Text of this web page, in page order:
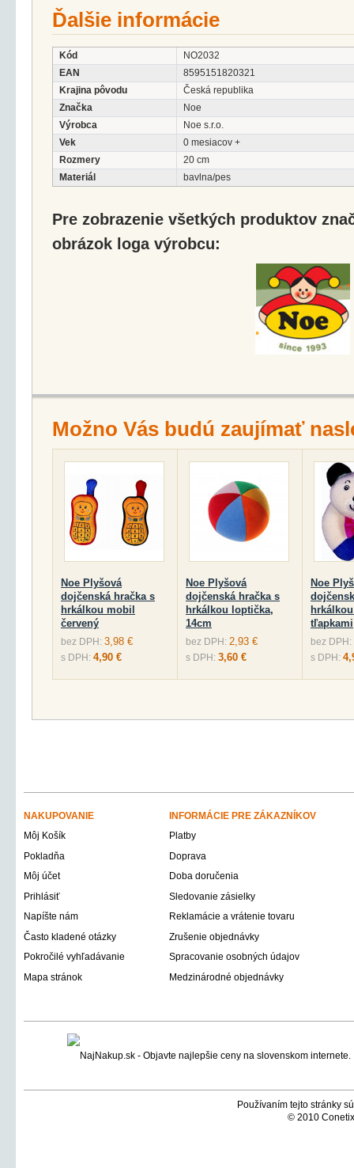
Ďalšie informácie
Kód
NO2032
EAN
8595151820321
Krajina pôvodu
Česká republika
Značka
Noe
Výrobca
Noe s.r.o.
Vek
0 mesiacov +
Rozmery
20 cm
Materiál
bavlna/pes
Pre zobrazenie všetkých produktov
obrázok loga výrobcu:
Možno Vás budú zaujímať
Noe Plyšová
dojčenská hračka s
hrkálkou mobil
červený
bez DPH: 3,98 €
s DPH: 4,90 €
Noe Plyšová
dojčenská hračka s
hrkálkou loptička,
14cm
bez DPH: 2,93 €
s DPH: 3,60 €
Noe
tľapkami
bez DPH:
s DPH:
NAKUPOVANIE
INFORMÁCIE PRE ZÁKAZNÍKOV
Môj Košík
Platby
Pokladňa
Doprava
Môj účet
Doba doručenia
Prihlásiť
Sledovanie zásielky
Napíšte nám
Reklamácie a vrátenie tovaru
Často kladené otázky
Zrušenie objednávky
Pokročilé vyhľadávanie
Spracovanie osobných údajov
Mapa stránok
Medzinárodné objednávky
Používaním tejto stránky
© 2010